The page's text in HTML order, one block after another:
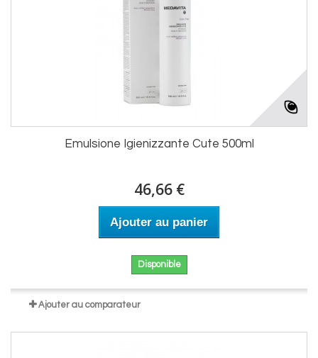
Emulsione Igienizzante Cute 500ml
46,66 €
Ajouter au panier
Disponible
Ajouter au comparateur